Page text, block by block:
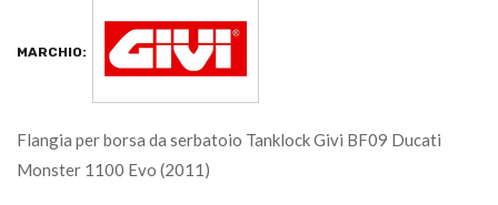
MARCHIO:
Flangia per borsa da serbatoio Tanklock Givi BF09 Ducati
Monster 1100 Evo (2011)